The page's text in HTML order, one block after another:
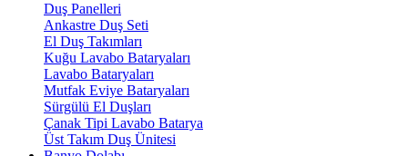
Duş Panelleri
Ankastre Duş Seti
El Duş Takımları
Kuğu Lavabo Bataryaları
Lavabo Bataryaları
Mutfak Eviye Bataryaları
Sürgülü El Duşları
Çanak Tipi Lavabo Batarya
Üst Takım Duş Ünitesi